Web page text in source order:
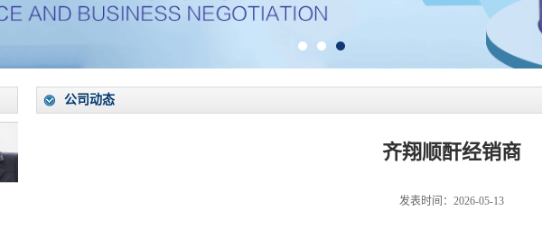
公司动态
齐翔顺酐经销商
发表时间：2026-05-13